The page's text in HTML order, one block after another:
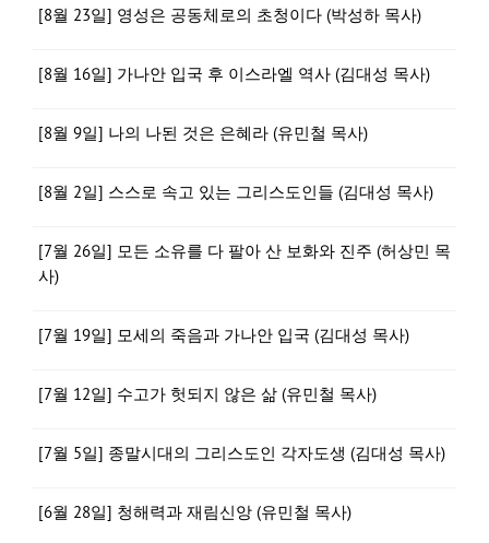
[8월 23일] 영성은 공동체로의 초청이다 (박성하 목사)
[8월 16일] 가나안 입국 후 이스라엘 역사 (김대성 목사)
[8월 9일] 나의 나된 것은 은혜라 (유민철 목사)
[8월 2일] 스스로 속고 있는 그리스도인들 (김대성 목사)
[7월 26일] 모든 소유를 다 팔아 산 보화와 진주 (허상민 목
사)
[7월 19일] 모세의 죽음과 가나안 입국 (김대성 목사)
[7월 12일] 수고가 헛되지 않은 삶 (유민철 목사)
[7월 5일] 종말시대의 그리스도인 각자도생 (김대성 목사)
[6월 28일] 청해력과 재림신앙 (유민철 목사)